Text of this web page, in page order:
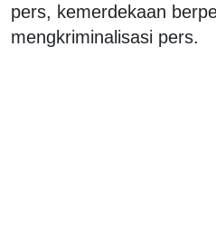
pers, kemerdekaan
mengkriminalisasi pers.